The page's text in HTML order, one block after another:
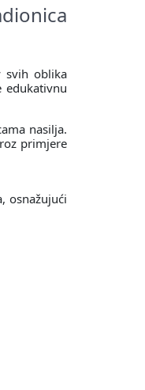
svih oblika
edukativnu
nasilja.
primjere
osnažujući